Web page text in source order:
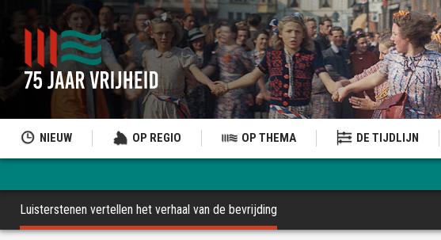
NIEUW OP REGIO OP THEMA DE TIJDLIJN
Luisterstenen vertellen het verhaal van de bevrijding